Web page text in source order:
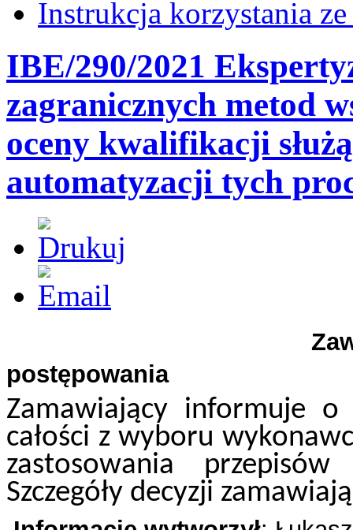
Instrukcja korzystania
IBE/290/2021
zagranicznych metod
oceny kwalifikacji
automatyzacji tych
Zawiadomienie
postępowania
Zamawiający informuje
całości z wyboru
zastosowania
Szczegóły decyzji